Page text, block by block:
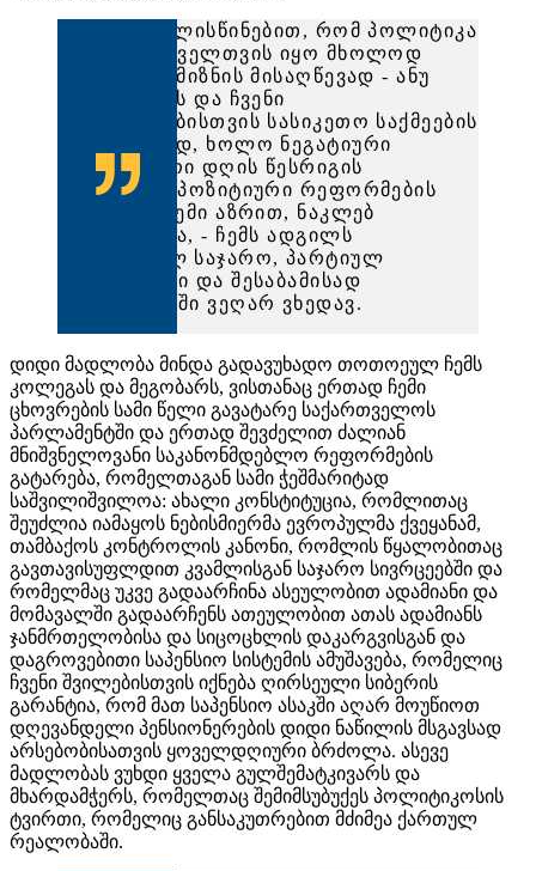
იმის გათვალისწინებით, რომ პოლიტიკა
ჩემთვის ყოველთვის იყო მხოლოდ
საშუალება მიზნის მისაღწევად - ანუ
ქვეყნისთვის და ჩვენი
მოქალაქეებისთვის სასიკეთო საქმეების
საკეთებლად, ხოლო ნეგატიური
პოლიტიკური დღის წესრიგის
პირობებში პოზიტიური რეფორმების
გატარება ჩემი აზრით, ნაკლებ
სავარაუდოა, - ჩემს ადგილს
დღევანდელ საჯარო, პარტიულ
პოლიტიკაში და შესაბამისად
პარლამენტში ვეღარ ვხედავ.
დიდი მადლობა მინდა გადავუხადო თოთოეულ ჩემს
კოლეგას და მეგობარს, ვისთანაც ერთად ჩემი
ცხოვრების სამი წელი გავატარე საქართველოს
პარლამენტში და ერთად შევძელით ძალიან
მნიშვნელოვანი საკანონმდებლო რეფორმების
გატარება, რომელთაგან სამი ჭეშმარიტად
საშვილიშვილოა: ახალი კონსტიტუცია, რომლითაც
შეუძლია იამაყოს ნებისმიერმა ევროპულმა ქვეყანამ,
თამბაქოს კონტროლის კანონი, რომლის წყალობითაც
გავთავისუფლდით კვამლისგან საჯარო სივრცეებში და
რომელმაც უკვე გადაარჩინა ასეულობით ადამიანი და
მომავალში გადაარჩენს ათეულობით ათას ადამიანს
ჯანმრთელობისა და სიცოცხლის დაკარგვისგან და
დაგროვებითი საპენსიო სისტემის ამუშავება, რომელიც
ჩვენი შვილებისთვის იქნება ღირსეული სიბერის
გარანტია, რომ მათ საპენსიო ასაკში აღარ მოუწიოთ
დღევანდელი პენსიონერების დიდი ნაწილის მსგავსად
არსებობისათვის ყოველდღიური ბრძოლა. ასევე
მადლობას ვუხდი ყველა გულშემატკივარს და
მხარდამჭერს, რომელთაც შემიმსუბუქეს პოლიტიკოსის
ტვირთი, რომელიც განსაკუთრებით მძიმეა ქართულ
რეალობაში.